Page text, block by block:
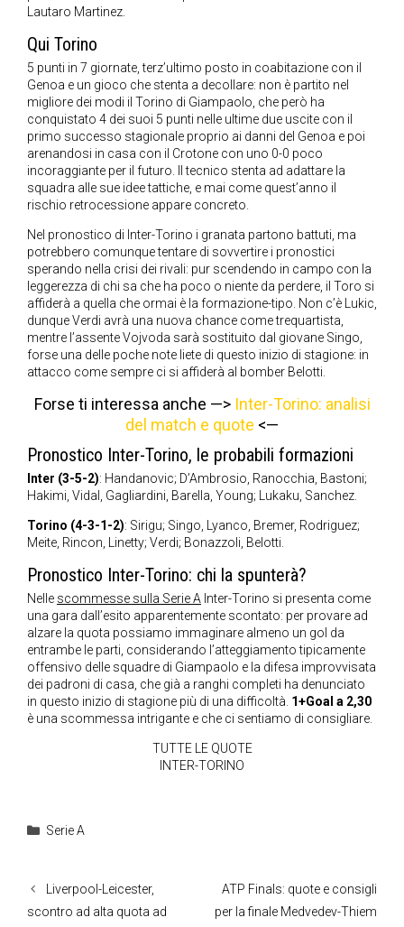
Lautaro Martinez.
Qui Torino
5 punti in 7 giornate, terz’ultimo posto in coabitazione con il
Genoa e un gioco che stenta a decollare: non è partito nel
migliore dei modi il Torino di Giampaolo, che però ha
conquistato 4 dei suoi 5 punti nelle ultime due uscite con il
primo successo stagionale proprio ai danni del Genoa e poi
arenandosi in casa con il Crotone con uno 0-0 poco
incoraggiante per il futuro. Il tecnico stenta ad adattare la
squadra alle sue idee tattiche, e mai come quest’anno il
rischio retrocessione appare concreto.
Nel pronostico di Inter-Torino i granata partono battuti, ma
potrebbero comunque tentare di sovvertire i pronostici
sperando nella crisi dei rivali: pur scendendo in campo con la
leggerezza di chi sa che ha poco o niente da perdere, il Toro si
affiderà a quella che ormai è la formazione-tipo. Non c’è Lukic,
dunque Verdi avrà una nuova chance come trequartista,
mentre l’assente Vojvoda sarà sostituito dal giovane Singo,
forse una delle poche note liete di questo inizio di stagione: in
attacco come sempre ci si affiderà al bomber Belotti.
Forse ti interessa anche —> Inter-Torino: analisi
del match e quote <—
Pronostico Inter-Torino, le probabili formazioni
Inter (3-5-2): Handanovic; D’Ambrosio, Ranocchia, Bastoni;
Hakimi, Vidal, Gagliardini, Barella, Young; Lukaku, Sanchez.
Torino (4-3-1-2): Sirigu; Singo, Lyanco, Bremer, Rodriguez;
Meite, Rincon, Linetty; Verdi; Bonazzoli, Belotti.
Pronostico Inter-Torino: chi la spunterà?
Nelle scommesse sulla Serie A Inter-Torino si presenta come
una gara dall’esito apparentemente scontato: per provare ad
alzare la quota possiamo immaginare almeno un gol da
entrambe le parti, considerando l’atteggiamento tipicamente
offensivo delle squadre di Giampaolo e la difesa improvvisata
dei padroni di casa, che già a ranghi completi ha denunciato
in questo inizio di stagione più di una difficoltà. 1+Goal a 2,30
è una scommessa intrigante e che ci sentiamo di consigliare.
TUTTE LE QUOTE
INTER-TORINO
Categorie
Serie A
Liverpool-Leicester,
scontro ad alta quota ad
ATP Finals: quote e consigli
per la finale Medvedev-Thiem